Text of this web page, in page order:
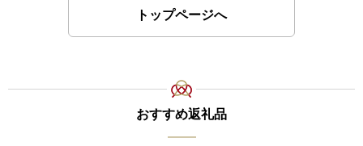
トップページへ
おすすめ返礼品